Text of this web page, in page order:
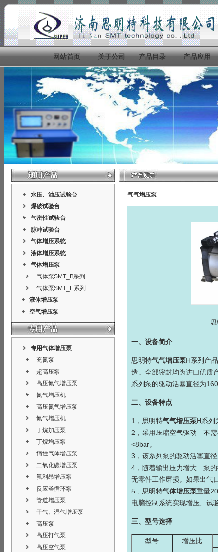
网站首页 关于公司 产品目录 产品应用
水压、油压试验台
爆破试验台
气密性试验台
脉冲试验台
气体增压系统
液体增压系统
气体增压泵
气体泵SMT_B系列
气体泵SMT_H系列
液体增压泵
空气增压泵
专用气体增压泵
充氮泵
超高压泵
高压氮气增压泵
氮气增压机
高压氮气增压泵
氮气增压机
丁烷加压泵
丁烷增压泵
惰性气体增压泵
二氧化碳增压泵
氟利昂增压泵
反应釜循环泵
管道增压泵
干气、湿气增压泵
高压泵
高压打气泵
高压空气泵
气气增压泵
思
一、设备简介
思明特气气增压泵H系列产
造。全部密封均为进口优质
系列泵的驱动活塞直径为
二、设备特点
1，思明特气气增压泵H系列
2，采用压缩空气驱动，不
<8bar。
3，该系列泵的驱动活塞直
4，随着输出压力增大，泵
无零件工作磨损。如果出气
5，思明特气体增压泵重量
电脑控制系统实现增压、试
三、型号选择
型号 增压比